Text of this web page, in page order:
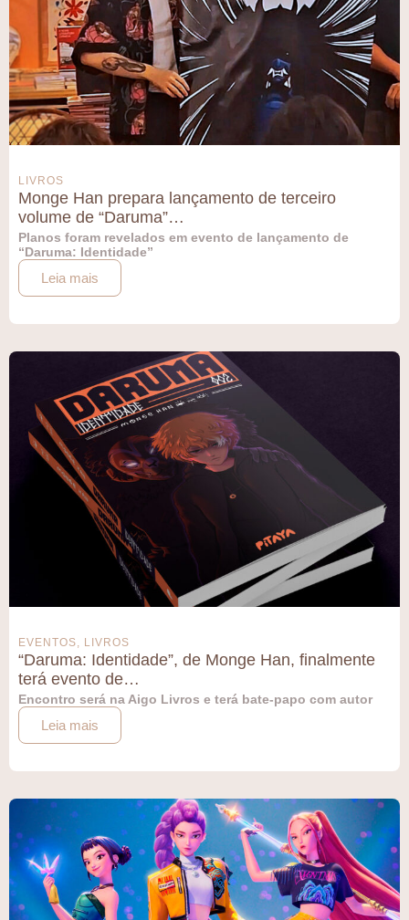
LIVROS
Monge Han prepara lançamento de terceiro
volume de “Daruma”…
Planos foram revelados em evento de lançamento de
“Daruma: Identidade”
Leia mais
EVENTOS, LIVROS
“Daruma: Identidade”, de Monge Han, finalmente
terá evento de…
Encontro será na Aigo Livros e terá bate-papo com autor
Leia mais